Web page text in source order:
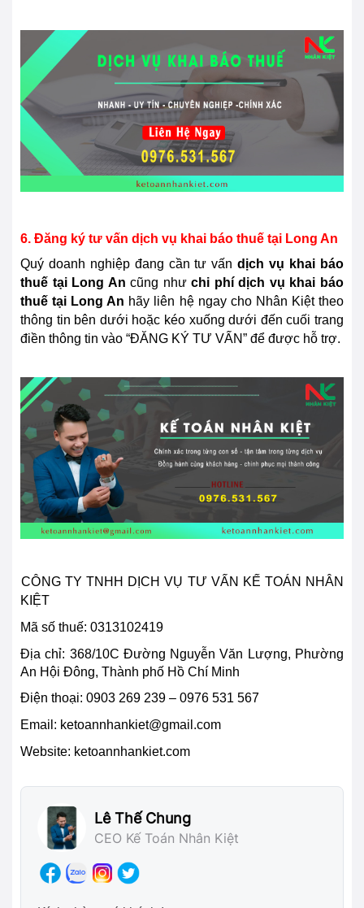
6. Đăng ký tư vấn dịch vụ khai báo thuế tại Long An
Quý doanh nghiệp đang cần tư vấndịch vụ khai báo
thuế tại Long An cũng nhưchi phí dịch vụ khai báo
thuế tại Long An hãy liên hệ ngay cho Nhân Kiệt theo
thông tin bên dưới hoặc kéo xuống dưới đến cuối trang
điền thông tin vào “ĐĂNG KÝ TƯ VẤN” để được hỗ trợ.
CÔNG TY TNHH DỊCH VỤ TƯ VẤN KẾ TOÁN NHÂN
KIỆT
Mã số thuế: 0313102419
Địa chỉ: 368/10C Đường Nguyễn Văn Lượng, Phường
An Hội Đông, Thành phố Hồ Chí Minh
Điện thoại: 0903 269 239 – 0976 531 567
Email: ketoannhankiet@gmail.com
Website: ketoannhankiet.com
Lê Thế Chung
CEO Kế Toán Nhân Kiệt